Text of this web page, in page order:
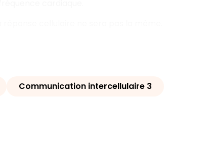
Communication intercellulaire 3